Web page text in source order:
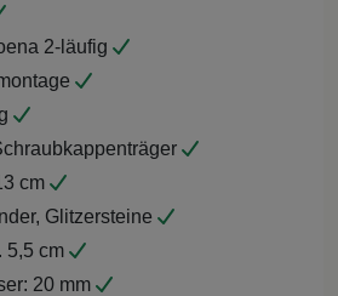
2-läufig
cm
Glitzersteine
5,5 cm
20 mm